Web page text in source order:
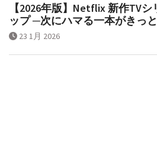
【2026年版】Netflix 新作TV
ップ ─次にハマる一本がきっ
23 1月 2026